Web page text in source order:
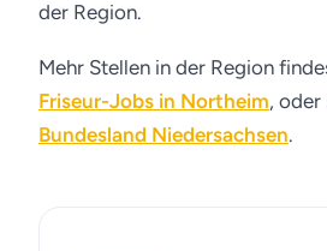
der Region.
Mehr Stellen in der Region
Friseur-Jobs in Northeim,
Bundesland Niedersachsen.